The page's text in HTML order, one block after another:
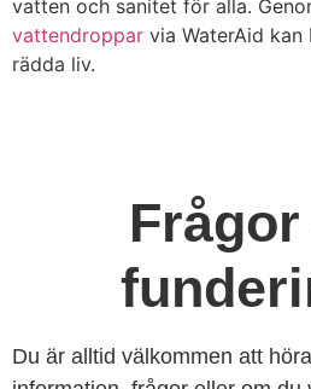
vatten och sanitet för alla.
vattendroppar via WaterAid kan
rädda liv.
Du är alltid välkommen att